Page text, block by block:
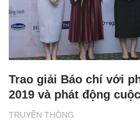
TRUYỀN THÔNG
Trao giải Báo chí với
2019 và phát động